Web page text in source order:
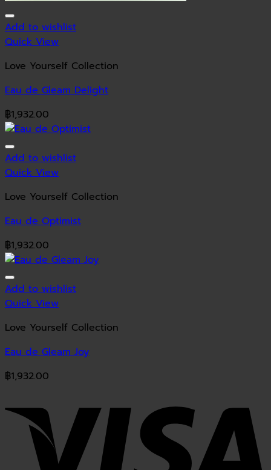
Add to wishlist
Quick View
Love Yourself Collection
Eau de Gleam Delight
฿1,932.00
Add to wishlist
Quick View
Love Yourself Collection
Eau de Optimist
฿1,932.00
Add to wishlist
Quick View
Love Yourself Collection
Eau de Gleam Joy
฿1,932.00